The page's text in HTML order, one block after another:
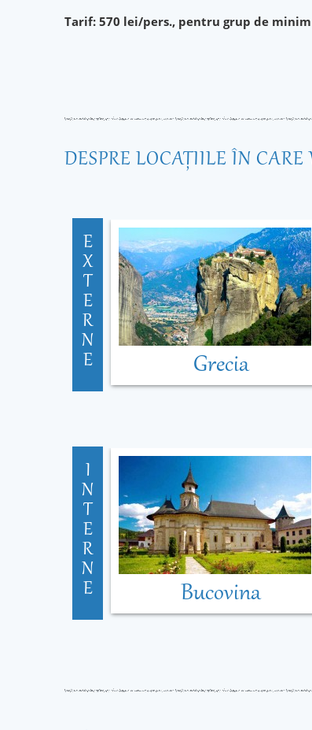
Tarif: 570 lei/pers., pentru grup de
DESPRE LOCAŢIILE ÎN
E
X
T
E
R
N
E
Grecia
I
N
T
E
R
N
E
Bucovina